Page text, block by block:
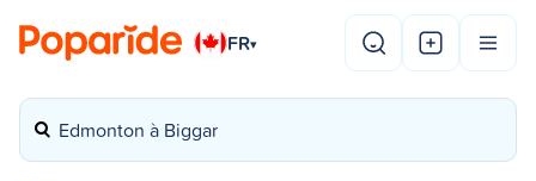
FR▾
Edmonton à Biggar